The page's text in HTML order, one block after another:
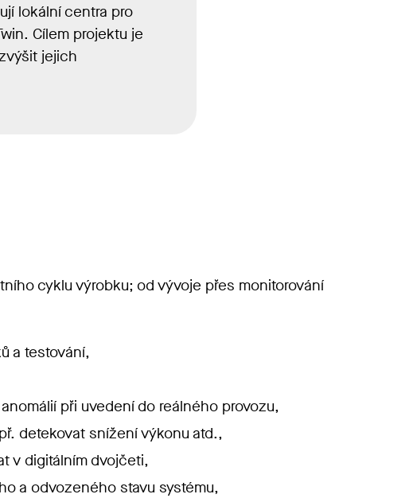
lokální centra pro
Cílem projektu je
jejich
cyklu výrobku; od vývoje přes monitorování
a testování,
při uvedení do reálného provozu,
detekovat snížení výkonu atd.,
v digitálním dvojčeti,
a odvozeného stavu systému,